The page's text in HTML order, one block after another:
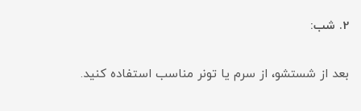
2. شب:
بعد از شستشو، از سرم یا تونر مناسب استفاده کنید.